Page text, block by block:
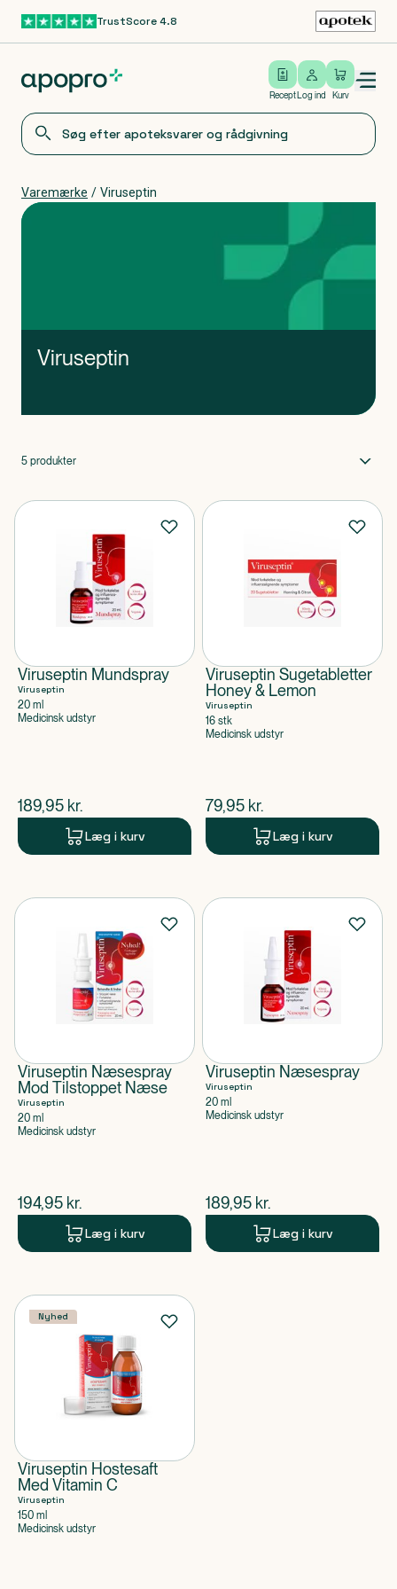
Gå til hovedindholdTrustScore 4.8
Recept
Log ind
Log ind Kurv
Open/close menu
Varemærke / Viruseptin
Viruseptin
5 produkter
Viruseptin Mundspray
Viruseptin
20 ml
Medicinsk udstyr
$nuværende pris
189,95 kr.
Læg i kurv
Viruseptin Sugetabletter
Honey & Lemon
Viruseptin
16 stk
Medicinsk udstyr
$nuværende pris
79,95 kr.
Læg i kurv
Viruseptin Næsespray
Mod Tilstoppet Næse
Viruseptin
20 ml
Medicinsk udstyr
$nuværende pris
194,95 kr.
Læg i kurv
Viruseptin Næsespray
Viruseptin
20 ml
Medicinsk udstyr
$nuværende pris
189,95 kr.
Læg i kurv
Nyhed
Viruseptin Hostesaft
Med Vitamin C
Viruseptin
150 ml
Medicinsk udstyr